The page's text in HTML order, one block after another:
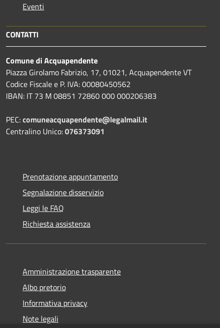
Eventi
CONTATTI
Comune di Acquapendente
Piazza Girolamo Fabrizio, 17, 01021, Acquapendente VT
Codice Fiscale e P. IVA: 00080450562
IBAN: IT 73 M 08851 72860 000 000206383
PEC:comuneacquapendente@legalmail.it
Centralino Unico:076373091
Prenotazione appuntamento
Segnalazione disservizio
Leggi le FAQ
Richiesta assistenza
Amministrazione trasparente
Albo pretorio
Informativa privacy
Note legali